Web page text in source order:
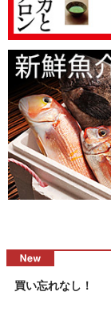
買い忘れなし！